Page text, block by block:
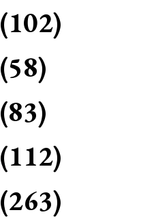
(102)
(58)
(83)
(112)
(263)